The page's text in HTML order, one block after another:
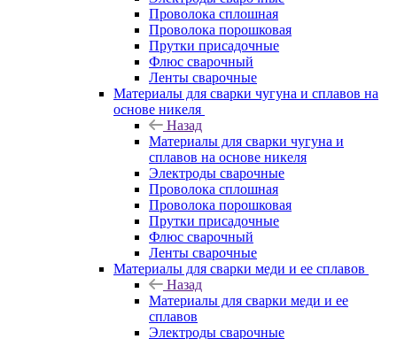
Проволока сплошная
Проволока порошковая
Прутки присадочные
Флюс сварочный
Ленты сварочные
Материалы для сварки чугуна и сплавов на
основе никеля
Назад
Материалы для сварки чугуна и
сплавов на основе никеля
Электроды сварочные
Проволока сплошная
Проволока порошковая
Прутки присадочные
Флюс сварочный
Ленты сварочные
Материалы для сварки меди и ее сплавов
Назад
Материалы для сварки меди и ее
сплавов
Электроды сварочные